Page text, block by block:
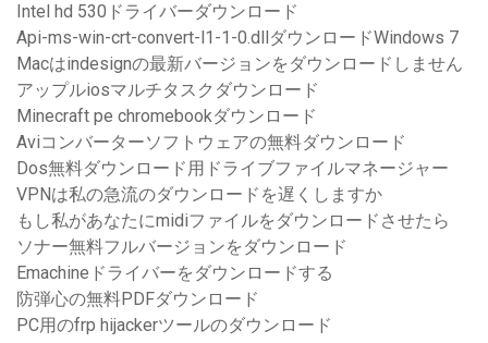
Intel hd 530ドライバーダウンロード
Api-ms-win-crt-convert-l1-1-0.dllダウンロードWindows 7
Macはindesignの最新バージョンをダウンロードしません
アップルiosマルチタスクダウンロード
Minecraft pe chromebookダウンロード
Aviコンバーターソフトウェアの無料ダウンロード
Dos無料ダウンロード用ドライブファイルマネージャー
VPNは私の急流のダウンロードを遅くしますか
もし私があなたにmidiファイルをダウンロードさせたら
ソナー無料フルバージョンをダウンロード
Emachineドライバーをダウンロードする
防弾心の無料PDFダウンロード
PC用のfrp hijackerツールのダウンロード